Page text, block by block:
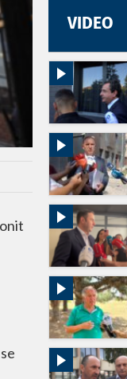
VIDEO